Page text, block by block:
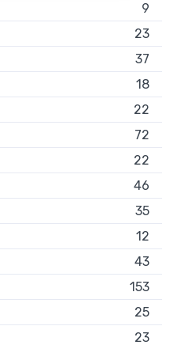
9
23
37
18
22
72
22
46
35
12
43
153
25
23